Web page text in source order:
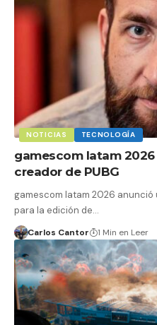
NOTICIAS TECNOLOGÍA
gamescom latam
creador de PUBG
gamescom latam 2026
para la edición de…
Carlos Cantor 1 Min en Leer